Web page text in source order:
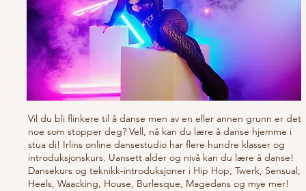
Vil du bli flinkere til å danse men av en eller annen grunn er det
noe som stopper deg? Vell, nå kan du lære å danse hjemme i
stua di! Irlins online dansestudio har flere hundre klasser og
introduksjonskurs. Uansett alder og nivå kan du lære å danse!
Dansekurs og teknikk-introduksjoner i Hip Hop, Twerk, Sensual,
Heels, Waacking, House, Burlesque, Magedans og mye mer!